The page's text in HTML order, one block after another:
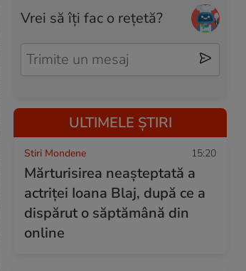
Vrei să îți fac o rețetă?
ULTIMELE ȘTIRI
Stiri Mondene 15:20
Mărturisirea neașteptată a
actriței Ioana Blaj, după ce a
dispărut o săptămână din
online